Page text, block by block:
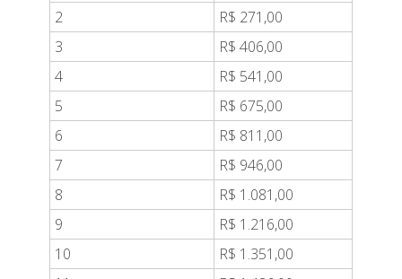
2
R$ 271,00
3
R$ 406,00
4
R$ 541,00
5
R$ 675,00
6
R$ 811,00
7
R$ 946,00
8
R$ 1.081,00
9
R$ 1.216,00
10
R$ 1.351,00